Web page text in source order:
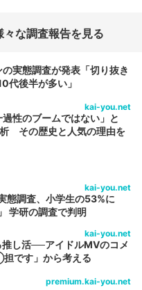
な調査報告を見る
実態調査が発表「切り抜き
代後半が多い」
kai-you.net
過性のブームではない」と
その歴史と人気の理由を
kai-you.net
態調査、小学生の53%に
学研の調査で判明
kai-you.net
推し活──アイドルMVのコメ
です」から考える
premium.kai-you.net